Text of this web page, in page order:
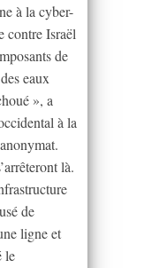
à la cyber-
contre Israël
de
eaux
», a
à la
là.
de
ligne et
le